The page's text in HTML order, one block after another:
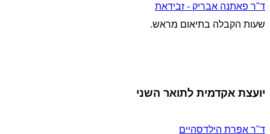
ד"ר פאתנה אבריק - זבידאת
שעות הקבלה בתיאום מראש.
יועצת אקדמית לתואר השני
ד"ר אפרת הילדסהיים